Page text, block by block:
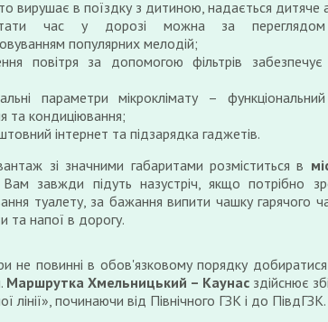
вирушає в поїздку з дитиною, надається дитяче
час у дорозі можна за переглядом
популярних мелодій;
повітря за допомогою фільтрів забезпечує
параметри мікроклімату –
та кондиціювання;
інтернет та підзарядка гаджетів.
зі значними габаритами розміститься в
завжди підуть назустріч, якщо потрібно
туалету, за бажання випити чашку гарячого
та напої в дорогу.
не повинні в обов'язковому порядку
Маршрутка Хмельницький – Каунас здійснює
лінії», починаючи від Північного ГЗК і до ПівдГЗК.